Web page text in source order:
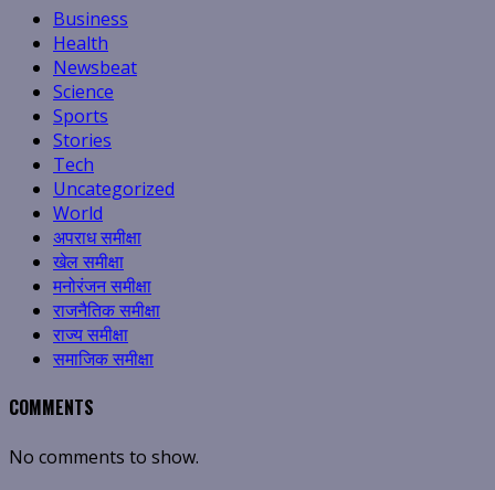
Business
Health
Newsbeat
Science
Sports
Stories
Tech
Uncategorized
World
अपराध समीक्षा
खेल समीक्षा
मनोरंजन समीक्षा
राजनैतिक समीक्षा
राज्य समीक्षा
समाजिक समीक्षा
COMMENTS
No comments to show.